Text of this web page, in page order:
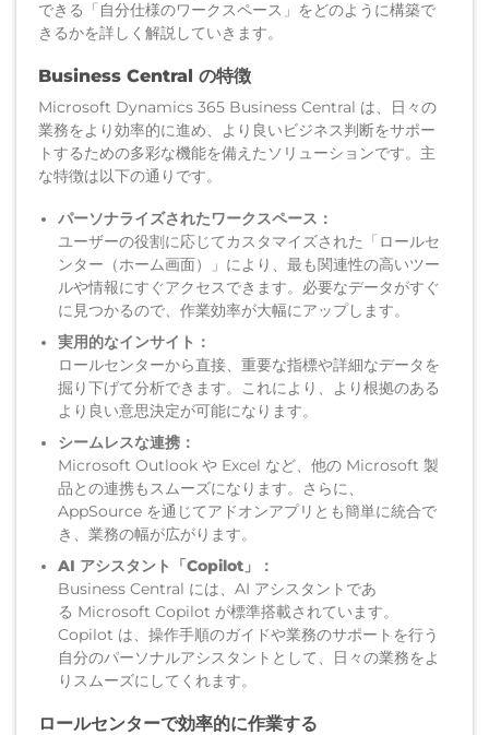
できる「自分仕様のワークスペース」をどのように構築で
きるかを詳しく解説していきます。
Business Central の特徴
Microsoft Dynamics 365 Business Central は、日々の
業務をより効率的に進め、より良いビジネス判断をサポー
トするための多彩な機能を備えたソリューションです。主
な特徴は以下の通りです。
パーソナライズされたワークスペース：
ユーザーの役割に応じてカスタマイズされた「ロールセ
ンター（ホーム画面）」により、最も関連性の高いツー
ルや情報にすぐアクセスできます。必要なデータがすぐ
に見つかるので、作業効率が大幅にアップします。
実用的なインサイト：
ロールセンターから直接、重要な指標や詳細なデータを
掘り下げて分析できます。これにより、より根拠のある
より良い意思決定が可能になります。
シームレスな連携：
Microsoft Outlook や Excel など、他の Microsoft 製
品との連携もスムーズになります。さらに、
AppSource を通じてアドオンアプリとも簡単に統合で
き、業務の幅が広がります。
AI アシスタント「Copilot」：
Business Central には、AI アシスタントであ
る Microsoft Copilot が標準搭載されています。
Copilot は、操作手順のガイドや業務のサポートを行う
自分のパーソナルアシスタントとして、日々の業務をよ
りスムーズにしてくれます。
ロールセンターで効率的に作業する